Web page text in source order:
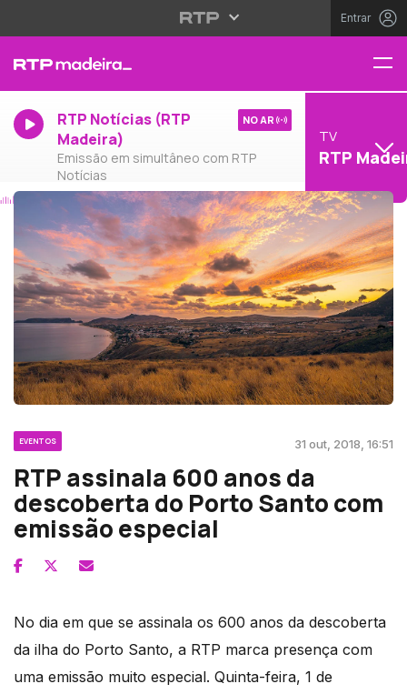
Entrar
RTP Notícias (RTP
Madeira)
Emissão em simultâneo com RTP
Notícias
NO AR
TV
RTP
EVENTOS 31 out, 2018, 16:51
RTP assinala 600 anos da
descoberta do Porto Santo com
emissão especial
No dia em que se assinala os 600 anos da descoberta
da ilha do Porto Santo, a RTP marca presença com
uma emissão muito especial. Quinta-feira, 1 de